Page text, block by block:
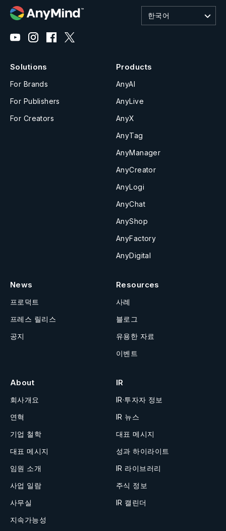
한국어
Solutions
For Brands
For Publishers
For Creators
Products
AnyAI
AnyLive
AnyX
AnyTag
AnyManager
AnyCreator
AnyLogi
AnyChat
AnyShop
AnyFactory
AnyDigital
News
프로덕트
프레스 릴리스
공지
Resources
사례
블로그
유용한 자료
이벤트
About
회사개요
연혁
기업 철학
대표 메시지
임원 소개
사업 일람
사무실
지속가능성
IR
IR·투자자 정보
IR 뉴스
대표 메시지
성과 하이라이트
IR 라이브러리
주식 정보
IR 캘린더